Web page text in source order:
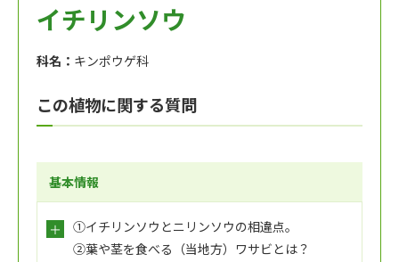
イチリンソウ
科名： キンポウゲ科
この植物に関する質問
基本情報
①イチリンソウとニリンソウの相違点。
②葉や茎を食べる（当地方）ワサビとは？